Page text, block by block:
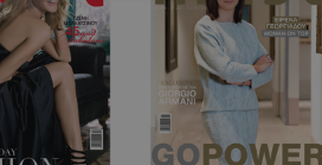
Μη ταξινομημένα
όπως τη σύνδεση χρήστη και τη
χωρίς τα απολύτως απαραίτητα cookies.